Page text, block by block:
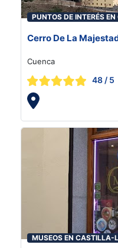
PUNTOS DE INTERÉS
Cerro De La
Cuenca
48 / 5
MUSEOS EN CASTILLA-